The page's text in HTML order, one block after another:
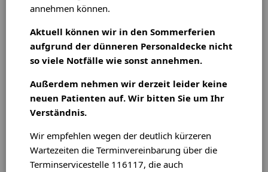
Patienten,
annehmen können.
Aktuell können wir in den Sommerferien
aufgrund der dünneren Personaldecke nicht
so viele Notfälle wie sonst annehmen.
Außerdem nehmen wir derzeit leider keine
neuen Patienten auf. Wir bitten Sie um Ihr
Verständnis.
Wir empfehlen wegen der deutlich kürzeren
Wartezeiten die Terminvereinbarung über die
Terminservicestelle 116117, die auch
Wir begrüßen Sie auf der Internetseite der
Kaffeestraße in Bremen-Blumenthal. Sie finden hier
Informationen über unser Leistungsspektrum und die
zahlreichen Wahlleistungen der Praxis. Darüber hinaus
die Praxisräume und unsere Sprechzeiten informieren.
Besuchen Sie auch die Rubrik Vorbereitung des